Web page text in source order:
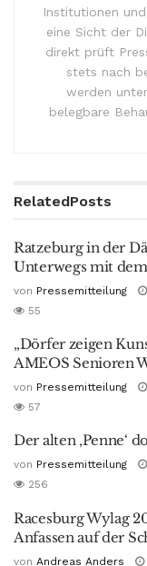
Institutionen
eine Sicht der
direkt prüft
stets nach
werden
belegbare
RelatedPosts
Ratzeburg in der
Unterwegs mit
von Pressemitteilung
55
„Dörfer zeigen
AMEOS Senioren
von Pressemitteilung
57
Der alten ‚Penne‘
von Pressemitteilung
256
Racesburg Wylag
Anfassen auf der
von Andreas Anders